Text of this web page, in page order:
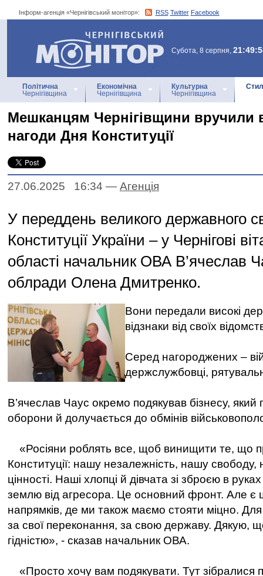
Інформ-агенція «Чернігівський монітор»: RSS Twitter Facebook
Інформ-агенція
«Чернігівський монітор»
Субота, 8 серпня,
Політична
Чернігівщина
Економічна
Чернігівщина
Культурна
Чернігівщина
Мешканцям Чернігівщини вручили
нагоди Дня Конституції
27.06.2025 16:34 — Агенцiя
У переддень великого державного
Конституції України – у Чернігові
області начальник ОВА В’ячеслав
облради Олена Дмитренко.
Вони передали високі
відзнаки від своїх
Серед нагороджених –
держслужбовці,
В’ячеслав Чаус окремо подякував бізнесу, який
оборони й долучається до обмінів
«Росіяни роблять все, щоб винищити те, що
Конституції: нашу незалежність, нашу свободу,
цінності. Наші хлопці й дівчата зі зброєю в
землю від агресора. Це основний фронт. Але є
напрямків, де ми також маємо стояти міцно.
за свої переконання, за свою державу. Дякую,
гідністю», - сказав начальник ОВА.
«Просто хочу вам подякувати. Тут зібралися